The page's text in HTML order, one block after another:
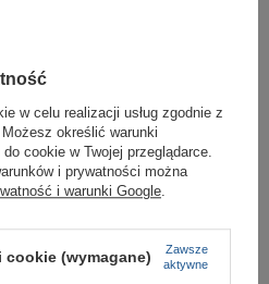
[520893 01] WarmCELL
+ Dodaj do porównania
w celu realizacji usług zgodnie z
Możesz określić warunki
cookie w Twojej przeglądarce.
i prywatności można
i warunki Google.
(wymagane)
Zawsze
aktywne